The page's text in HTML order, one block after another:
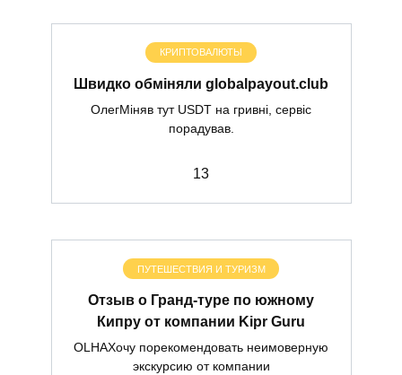
КРИПТОВАЛЮТЫ
Швидко обміняли globalpayout.club
ОлегМіняв тут USDT на гривні, сервіс
порадував.
13
ПУТЕШЕСТВИЯ И ТУРИЗМ
Отзыв о Гранд-туре по южному
Кипру от компании Kipr Guru
OLHAХочу порекомендовать неимоверную
экскурсию от компании